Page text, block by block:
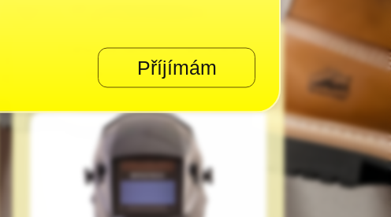
Svářečská samostmívací kukla
PROTECO P850RM-C
Příjímám